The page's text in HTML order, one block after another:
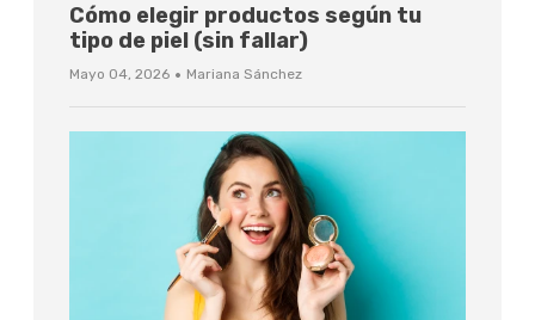
Cómo elegir productos según tu
tipo de piel (sin fallar)
Mayo 04, 2026 · Mariana Sánchez